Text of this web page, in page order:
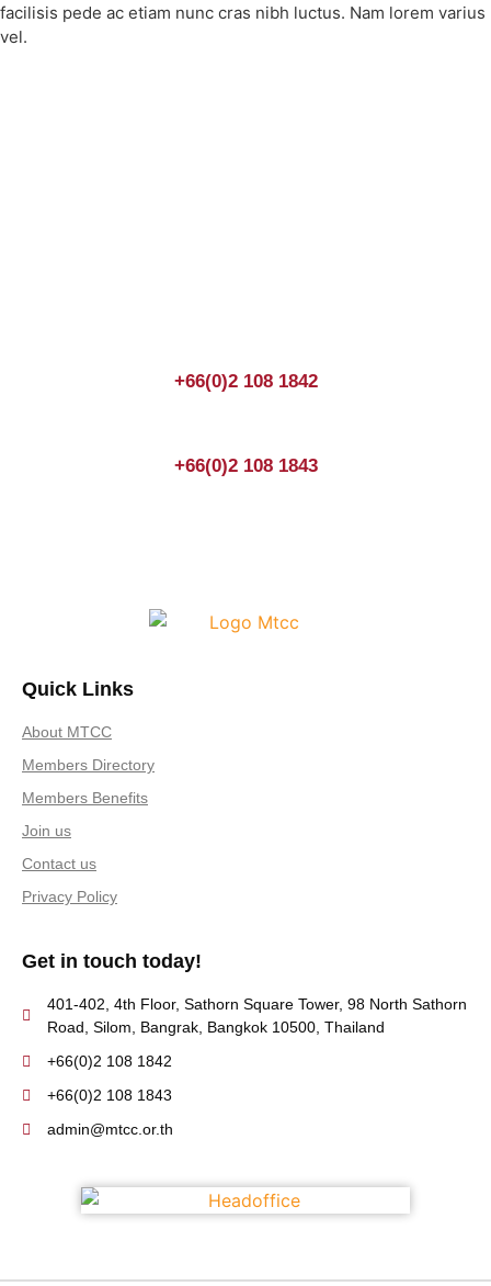
facilisis pede ac etiam nunc cras nibh luctus. Nam lorem varius
vel.
+66(0)2 108 1842
+66(0)2 108 1843
Quick Links
About MTCC
Members Directory
Members Benefits
Join us
Contact us
Privacy Policy
Get in touch today!
401-402, 4th Floor, Sathorn Square Tower, 98 North Sathorn
Road, Silom, Bangrak, Bangkok 10500, Thailand
+66(0)2 108 1842
+66(0)2 108 1843
admin@mtcc.or.th